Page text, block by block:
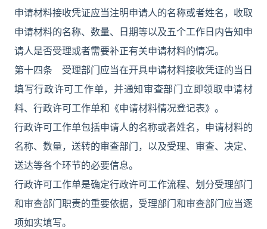
申请材料接收凭证应当注明申请人的名称或者姓名，收取
申请材料的名称、数量、日期等以及五个工作日内告知申
请人是否受理或者需要补正有关申请材料的情况。
第十四条 受理部门应当在开具申请材料接收凭证的当日
填写行政许可工作单，并通知审查部门立即领取申请材
料、行政许可工作单和《申请材料情况登记表》。
行政许可工作单包括申请人的名称或者姓名，申请材料的
名称、数量，送转的审查部门，以及受理、审查、决定、
送达等各个环节的必要信息。
行政许可工作单是确定行政许可工作流程、划分受理部门
和审查部门职责的重要依据，受理部门和审查部门应当逐
项如实填写。